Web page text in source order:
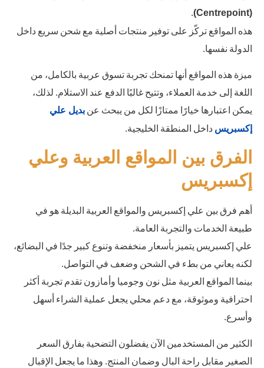
(Centrepoint)
هذه المواقع تركّز على توفير منتجات أصلية مع شحن سريع داخل
الدولة نفسها.
ميزة هذه المواقع أنها تمنحك تجربة تسوق عربية بالكامل، من
اللغة إلى خدمة العملاء، وتتيح غالبًا الدفع عند الاستلام. لذلك،
يمكن اعتبارها خيارًا ممتازًا لكل من يبحث عن بديل علي
إكسبريس داخل المنطقة الخليجية.
الفرق بين المواقع العربية وعلي
إكسبريس
أهم فرق بين علي إكسبريس والمواقع العربية البديلة هو في
طبيعة الخدمات والتجربة العامة.
علي إكسبريس يتميز بأسعار منخفضة وتنوع كبير جدًا في البضائع،
لكنه يعاني من بطء في الشحن وضعف في التواصل.
بينما المواقع العربية مثل نون وجوميا وأمازون تقدم تجربة أكثر
احترافية وموثوقة، مع دعم محلي يجعل عملية الشراء أسهل
وأسرع.
الكثير من المستخدمين الآن يفضلون التضحية بفارق السعر
الصغير مقابل راحة البال وضمان المنتج. وهذا ما يجعل الإقبال